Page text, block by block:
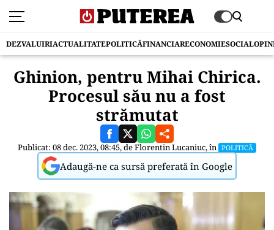
DEZVALUIRIACTUALITATEPOLITICĂFINANCIARECONOMIESOCIAL
Ghinion, pentru Mihai Chirica.
Procesul său nu a fost
strămutat
Publicat: 08 dec. 2023, 08:45, deFlorentin Lucaniuc, în POLITICĂ
Adaugă-ne ca sursă preferată în Google